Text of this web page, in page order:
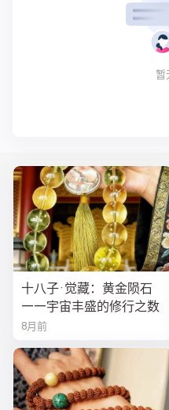
暂
十八子·觉藏：黄金陨石
——宇宙丰盛的修行之数
8月前